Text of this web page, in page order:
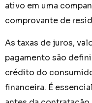
ativo em uma
comprovante de
As taxas de juros,
pagamento são
crédito do
financeira. É